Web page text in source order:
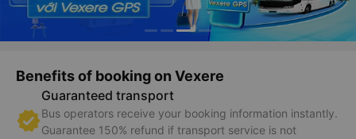
Benefits of booking on Vexere
Guaranteed transport
Bus operators receive your booking information instantly.
Guarantee 150% refund if transport service is not